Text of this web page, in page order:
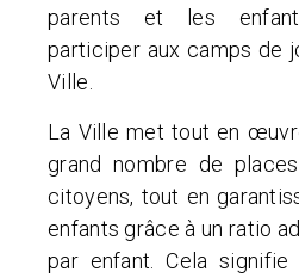
parents et les
participer aux camps de
Ville.
La Ville met tout en
grand nombre de
citoyens, tout en
enfants grâce à un ratio
par enfant. Cela